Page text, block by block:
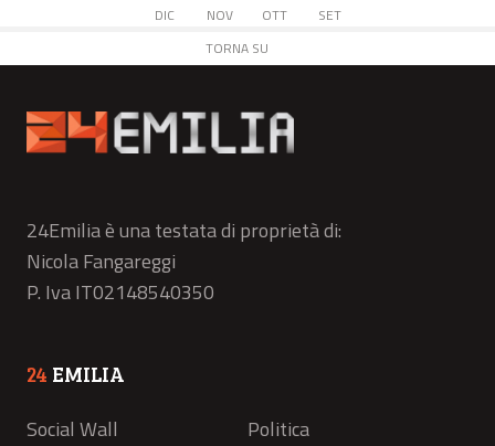
DIC NOV OTT
SET
TORNA SU
24Emilia è una testata di proprietà di:
Nicola Fangareggi
P. Iva IT02148540350
24 EMILIA
Social Wall
Politica